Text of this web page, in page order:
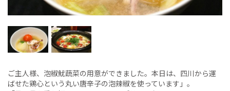
ご主人様、泡椒魷蔬菜の用意ができました。本日は、四川から運
ばせた鶏心という丸い唐辛子の泡辣椒を使っています」。